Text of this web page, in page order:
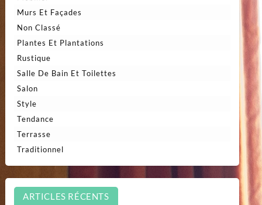
Murs Et Façades
Non Classé
Plantes Et Plantations
Rustique
Salle De Bain Et Toilettes
Salon
Style
Tendance
Terrasse
Traditionnel
ARTICLES RÉCENTS